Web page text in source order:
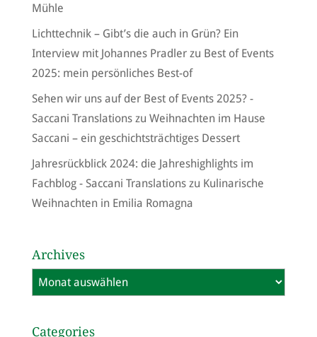
Mühle
Lichttechnik – Gibt’s die auch in Grün? Ein
Interview mit Johannes Pradlerzu Best of Events
2025: mein persönliches Best-of
Sehen wir uns auf der Best of Events 2025? -
Saccani Translationszu Weihnachten im Hause
Saccani – ein geschichtsträchtiges Dessert
Jahresrückblick 2024: die Jahreshighlights im
Fachblog - Saccani Translationszu Kulinarische
Weihnachten in Emilia Romagna
Archives
Archives
Categories